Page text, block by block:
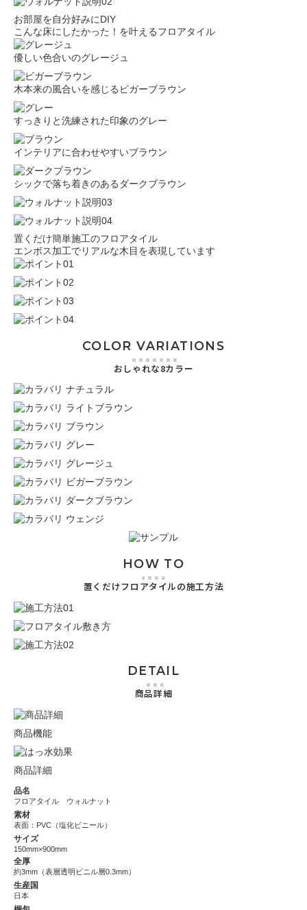
お部屋を自分好みにDIY
こんな床にしたかった！を叶えるフロアタイル
優しい色合いのグレージュ
木本来の風合いを感じるビガーブラウン
すっきりと洗練された印象のグレー
インテリアに合わせやすいブラウン
シックで落ち着きのあるダークブラウン
置くだけ簡単施工のフロアタイル
エンボス加工でリアルな木目を表現しています
COLOR VARIATIONS
おしゃれな8カラー
HOW TO
置くだけフロアタイルの施工方法
DETAIL
商品詳細
商品機能
商品詳細
品名
フロアタイル ウォルナット
素材
表面：PVC（塩化ビニール）
サイズ
150mm×900mm
全厚
約3mm（表層透明ビニル層0.3mm）
生産国
日本